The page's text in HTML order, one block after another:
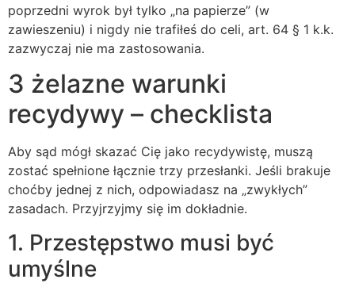
poprzedni wyrok był tylko „na papierze” (w
zawieszeniu) i nigdy nie trafiłeś do celi, art. 64 § 1 k.k.
zazwyczaj nie ma zastosowania.
3 żelazne warunki
recydywy – checklista
Aby sąd mógł skazać Cię jako recydywistę, muszą
zostać spełnione łącznie trzy przesłanki. Jeśli brakuje
choćby jednej z nich, odpowiadasz na „zwykłych”
zasadach. Przyjrzyjmy się im dokładnie.
1. Przestępstwo musi być
umyślne